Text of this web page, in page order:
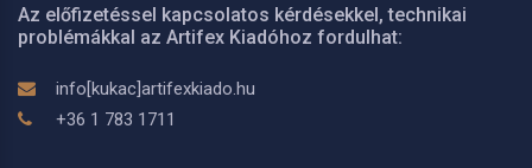
Az előfizetéssel kapcsolatos kérdésekkel, technikai
problémákkal az Artifex Kiadóhoz fordulhat:
info[kukac]artifexkiado.hu
+36 1 783 1711